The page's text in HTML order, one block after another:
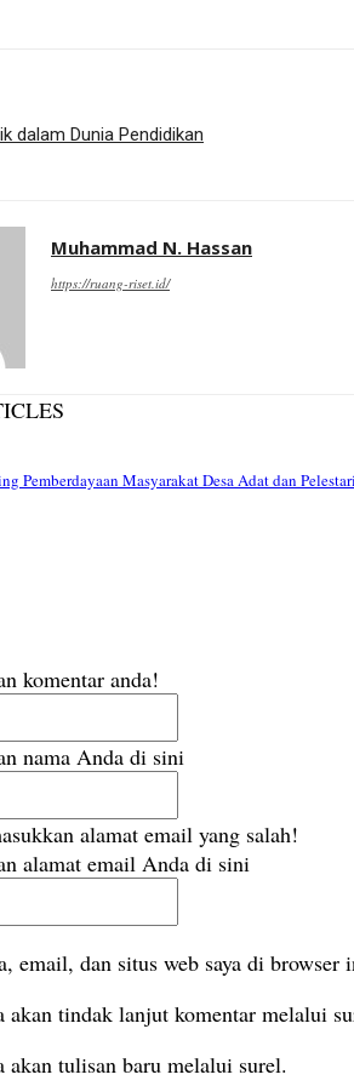
dalam Dunia Pendidikan
Muhammad N. Hassan
https://ruang-riset.id/
Pemberdayaan Masyarakat Desa Adat dan
komentar anda!
nama Anda di sini
alamat email yang salah!
alamat email Anda di sini
email, dan situs web saya di
akan tindak lanjut komentar melalui
akan tulisan baru melalui surel.